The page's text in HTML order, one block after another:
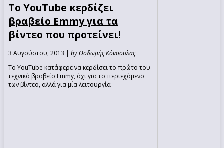
Το YouTube κερδίζει
βραβείο Emmy για τα
βίντεο που προτείνει!
3 Αυγούστου, 2013 | by Θοδωρής Κόνσουλας
Το YouTube κατάφερε να κερδίσει το πρώτο του
τεχνικό βραβείο Emmy, όχι για το περιεχόμενο
των βίντεο, αλλά για μία λειτουργία